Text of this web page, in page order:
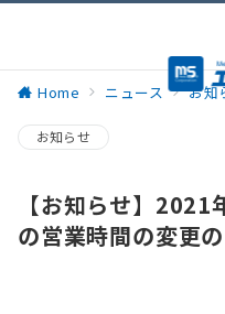
Home ニュース お知
お知らせ
【お知らせ】
の営業時間の変更